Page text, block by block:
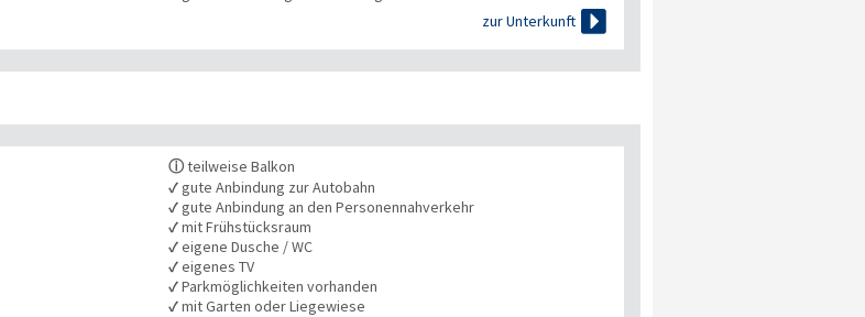
zur Unterkunft 
ⓘteilweise Balkon
✓gute Anbindung zur Autobahn
✓gute Anbindung an den Personennahverkehr
✓mit Frühstücksraum
✓eigene Dusche / WC
✓eigenes TV
✓Parkmöglichkeiten vorhanden
✓mit Garten oder Liegewiese